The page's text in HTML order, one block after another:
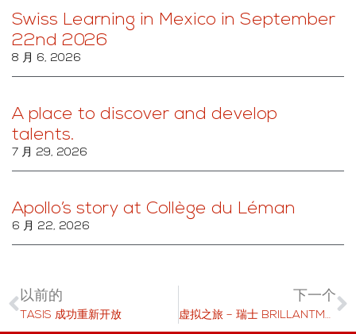
Swiss Learning in Mexico in September
22nd 2026
8 月 6, 2026
A place to discover and develop
talents.
7 月 29, 2026
Apollo’s story at Collège du Léman
6 月 22, 2026
以前的
TASIS 成功重新开放
下一个
虚拟之旅 – 瑞士 BRILLANTMONT 国际学校